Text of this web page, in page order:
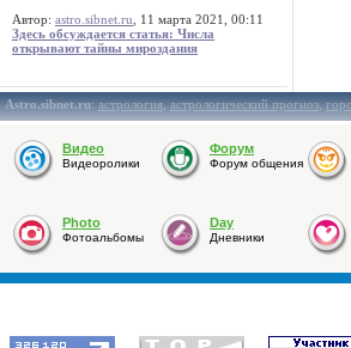
Автор: astro.sibnet.ru , 11 марта 2021, 00:11
Здесь обсуждается статья: Числа
открывают тайны мироздания
Astro.sibnet.ru:астрология,астрологический прогноз,
Видео
Видеоролики
Форум
Форум общения
Photo
Фотоальбомы
Day
Дневники